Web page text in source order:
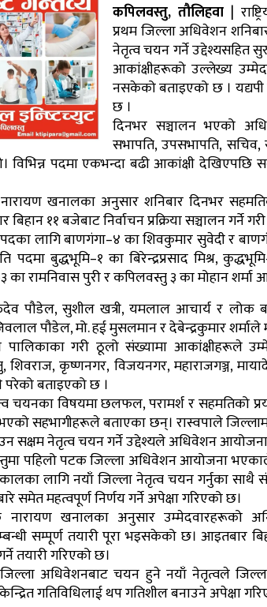
कपिलवस्तु, तौलिहवा |
प्रथम जिल्ला अधिवेशन
नेतृत्व चयन गर्ने उद्देश्यसहित
आकांक्षीहरूको उल्लेख्य
नसकेको बताइएको छ ।
छ ।
दिनभर सञ्चालन भएको
सभापति, उपसभापति,
विभिन्न पदमा एकभन्दा बढी आकांक्षी देखिएपछि
खनालका अनुसार शनिबार दिनभर
११ बजेबाट निर्वाचन प्रक्रिया सञ्चालन गर्ने
लागि बाणगंगा–४ का शिवकुमार सुवेदी र
बुद्धभूमि–१ का बिरेन्द्रप्रसाद मिश्र,
का रामनिवास पुरी र कपिलवस्तु ३ का मोहान
पौडेल, सुशील खत्री, यमलाल आचार्य र लोक
पौडेल, मो. हई मुसलमान र देबेन्द्रकुमार शर्माले
पालिकाका गरी ठूलो संख्यामा आकांक्षीहरूले
शिवराज, कृष्णनगर, विजयनगर, महाराजगञ्ज,
परेको बताइएको छ ।
विषयमा छलफल, परामर्श र सहमतिको
सहभागीहरूले बताएका छन्। रास्वपाले
सक्षम नेतृत्व चयन गर्ने उद्देश्यले अधिवेशन
पहिलो पटक जिल्ला अधिवेशन आयोजना
लागि नयाँ जिल्ला नेतृत्व चयन गर्नुका साथै
समेत महत्वपूर्ण निर्णय गर्ने अपेक्षा गरिएको छ।
खनालका अनुसार उम्मेदवारहरूको
सम्पूर्ण तयारी पूरा भइसकेको छ। आइतबार
तयारी गरिएको छ।
अधिवेशनबाट चयन हुने नयाँ नेतृत्वले
गतिविधिलाई थप गतिशील बनाउने अपेक्षा